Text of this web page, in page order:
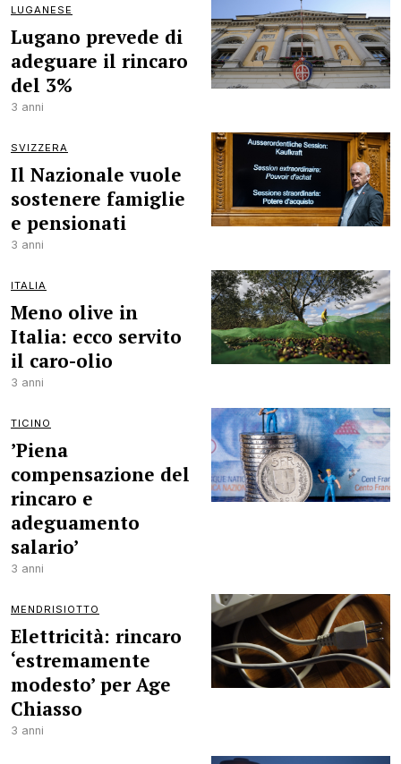
LUGANESE
Lugano prevede di
adeguare il rincaro
del 3%
3 anni
SVIZZERA
Il Nazionale vuole
sostenere famiglie
e pensionati
3 anni
ITALIA
Meno olive in
Italia: ecco servito
il caro-olio
3 anni
TICINO
’Piena
compensazione del
rincaro e
adeguamento
salario’
3 anni
MENDRISIOTTO
Elettricità: rincaro
‘estremamente
modesto’ per Age
Chiasso
3 anni